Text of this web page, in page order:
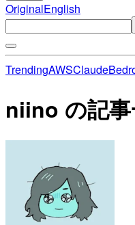
OriginalEnglish
TrendingAWSClaude
niino の記